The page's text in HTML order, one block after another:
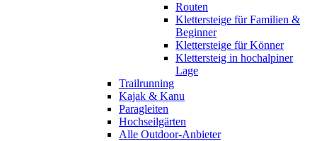
Routen
Klettersteige für Familien &
Beginner
Klettersteige für Könner
Klettersteig in hochalpiner
Lage
Trailrunning
Kajak & Kanu
Paragleiten
Hochseilgärten
Alle Outdoor-Anbieter